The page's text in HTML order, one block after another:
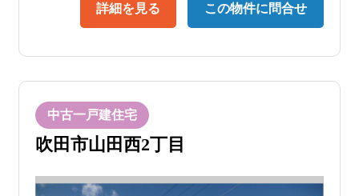
詳細を見る この物件に問合せ
中古一戸建住宅
吹田市山田西2丁目